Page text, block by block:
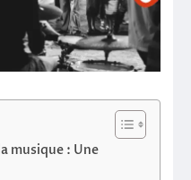
musique : Une